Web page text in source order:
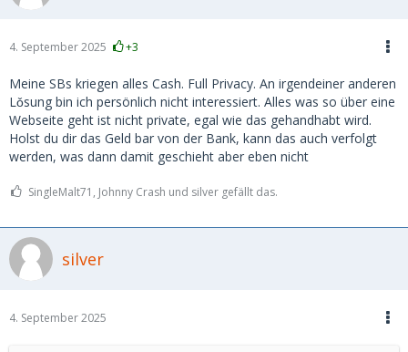
4. September 2025 +3
Meine SBs kriegen alles Cash. Full Privacy. An irgendeiner anderen
Lǒsung bin ich persönlich nicht interessiert. Alles was so über eine
Webseite geht ist nicht private, egal wie das gehandhabt wird.
Holst du dir das Geld bar von der Bank, kann das auch verfolgt
werden, was dann damit geschieht aber eben nicht
SingleMalt71, Johnny Crash und silver gefällt das.
silver
4. September 2025